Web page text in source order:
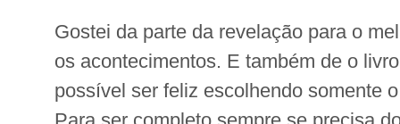
Gostei da parte da revelação para o
os acontecimentos. E também de o
possível ser feliz escolhendo somente